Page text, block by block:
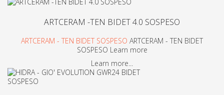
ARTCERAM -TEN BIDET 4.0 SOSPESO
ARTCERAM - TEN BIDET SOSPESO ARTCERAM - TEN BIDET
SOSPESO Learn more
Learn more...